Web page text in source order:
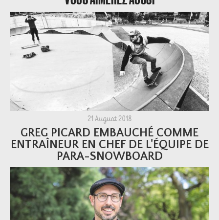
21 August 2018
GREG PICARD EMBAUCHÉ COMME
ENTRAÎNEUR EN CHEF DE L'ÉQUIPE DE
PARA-SNOWBOARD